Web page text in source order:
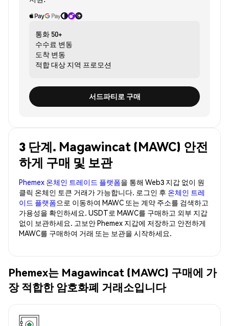
통화 50+
수수료 변동
도착 변동
적합 대상 지역 프로모션
서드파티로 구매
3 단계. Magawincat (MAWC) 안전
하게 구매 및 보관
Phemex 온체인 트레이드 플랫폼을 통해 Web3 지갑 없이 원
클릭 온체인 토큰 거래가 가능합니다. 로그인 후 온체인 트레
이드 플랫폼으로 이동하여 MAWC 또는 계약 주소를 검색하고
가용성을 확인하세요. USDT로 MAWC를 구매하고 외부 지갑
없이 보관하세요. 고보안 Phemex 지갑에 저장하고 안전하게
MAWC를 구매하여 거래 또는 보관을 시작하세요.
Phemex는 Magawincat (MAWC) 구매에 가
장 적합한 암호화폐 거래소입니다